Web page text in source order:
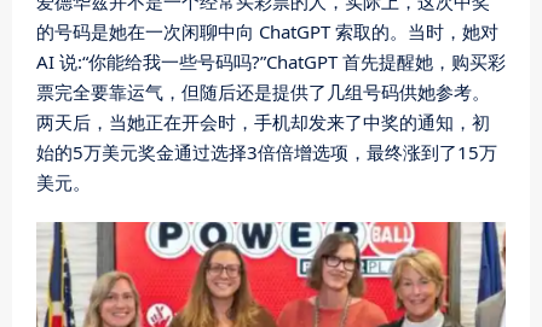
的号码是她在一次闲聊中向 ChatGPT 索取的。当时，她对
AI 说:“你能给我一些号码吗?”ChatGPT 首先提醒她，购买彩
票完全要靠运气，但随后还是提供了几组号码供她参考。
两天后，当她正在开会时，手机却发来了中奖的通知，初
始的5万美元奖金通过选择3倍倍增选项，最终涨到了15万
美元。